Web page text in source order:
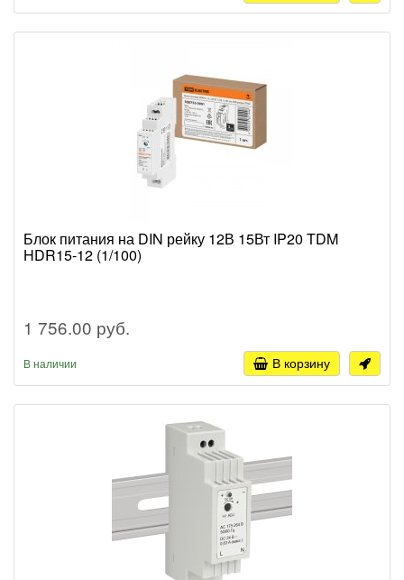
Блок питания на DIN рейку 12В 15Вт IP20 TDM
HDR15-12 (1/100)
1 756.00 руб.
В наличии В корзину